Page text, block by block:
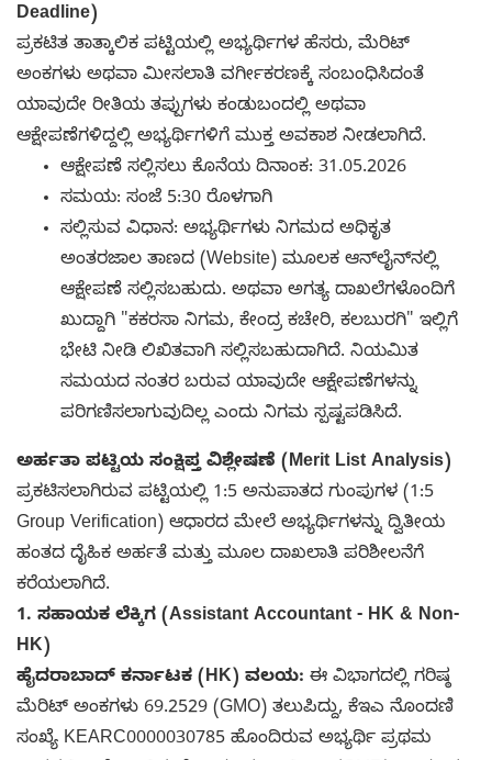
Deadline)
ಪ್ರಕಟಿತ ತಾತ್ಕಾಲಿಕ ಪಟ್ಟಿಯಲ್ಲಿ ಅಭ್ಯರ್ಥಿಗಳ ಹೆಸರು, ಮೆರಿಟ್
ಅಂಕಗಳು ಅಥವಾ ಮೀಸಲಾತಿ ವರ್ಗೀಕರಣಕ್ಕೆ ಸಂಬಂಧಿಸಿದಂತೆ
ಯಾವುದೇ ರೀತಿಯ ತಪ್ಪುಗಳು ಕಂಡುಬಂದಲ್ಲಿ ಅಥವಾ
ಆಕ್ಷೇಪಣೆಗಳಿದ್ದಲ್ಲಿ ಅಭ್ಯರ್ಥಿಗಳಿಗೆ ಮುಕ್ತ ಅವಕಾಶ ನೀಡಲಾಗಿದೆ.
ಆಕ್ಷೇಪಣೆ ಸಲ್ಲಿಸಲು ಕೊನೆಯ ದಿನಾಂಕ: 31.05.2026
ಸಮಯ: ಸಂಜೆ 5:30 ರೊಳಗಾಗಿ
ಸಲ್ಲಿಸುವ ವಿಧಾನ: ಅಭ್ಯರ್ಥಿಗಳು ನಿಗಮದ ಅಧಿಕೃತ
ಅಂತರಜಾಲ ತಾಣದ (Website) ಮೂಲಕ ಆನ್‌ಲೈನ್‌ನಲ್ಲಿ
ಆಕ್ಷೇಪಣೆ ಸಲ್ಲಿಸಬಹುದು. ಅಥವಾ ಅಗತ್ಯ ದಾಖಲೆಗಳೊಂದಿಗೆ
ಖುದ್ದಾಗಿ "ಕಕರಸಾ ನಿಗಮ, ಕೇಂದ್ರ ಕಚೇರಿ, ಕಲಬುರಗಿ" ಇಲ್ಲಿಗೆ
ಭೇಟಿ ನೀಡಿ ಲಿಖಿತವಾಗಿ ಸಲ್ಲಿಸಬಹುದಾಗಿದೆ. ನಿಯಮಿತ
ಸಮಯದ ನಂತರ ಬರುವ ಯಾವುದೇ ಆಕ್ಷೇಪಣೆಗಳನ್ನು
ಪರಿಗಣಿಸಲಾಗುವುದಿಲ್ಲ ಎಂದು ನಿಗಮ ಸ್ಪಷ್ಟಪಡಿಸಿದೆ.
ಅರ್ಹತಾ ಪಟ್ಟಿಯ ಸಂಕ್ಷಿಪ್ತ ವಿಶ್ಲೇಷಣೆ (Merit List Analysis)
ಪ್ರಕಟಿಸಲಾಗಿರುವ ಪಟ್ಟಿಯಲ್ಲಿ 1:5 ಅನುಪಾತದ ಗುಂಪುಗಳ (1:5
Group Verification) ಆಧಾರದ ಮೇಲೆ ಅಭ್ಯರ್ಥಿಗಳನ್ನು ದ್ವಿತೀಯ
ಹಂತದ ದೈಹಿಕ ಅರ್ಹತೆ ಮತ್ತು ಮೂಲ ದಾಖಲಾತಿ ಪರಿಶೀಲನೆಗೆ
ಕರೆಯಲಾಗಿದೆ.
1. ಸಹಾಯಕ ಲೆಕ್ಕಿಗ (Assistant Accountant - HK & Non-
HK)
ಹೈದರಾಬಾದ್ ಕರ್ನಾಟಕ (HK) ವಲಯ: ಈ ವಿಭಾಗದಲ್ಲಿ ಗರಿಷ್ಠ
ಮೆರಿಟ್ ಅಂಕಗಳು 69.2529 (GMO) ತಲುಪಿದ್ದು, ಕೆಇಎ ನೊಂದಣಿ
ಸಂಖ್ಯೆ KEARC0000030785 ಹೊಂದಿರುವ ಅಭ್ಯರ್ಥಿ ಪ್ರಥಮ